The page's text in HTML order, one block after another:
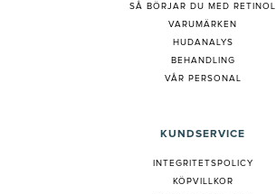
SÅ BÖRJAR DU MED RETINOL
VARUMÄRKEN
HUDANALYS
BEHANDLING
VÅR PERSONAL
KUNDSERVICE
INTEGRITETSPOLICY
KÖPVILLKOR